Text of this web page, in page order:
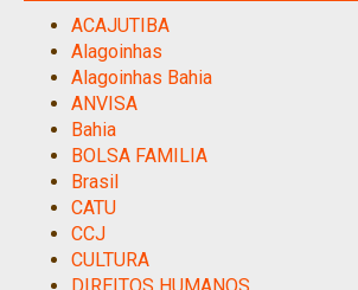
ACAJUTIBA
Alagoinhas
Alagoinhas Bahia
ANVISA
Bahia
BOLSA FAMILIA
Brasil
CATU
CCJ
CULTURA